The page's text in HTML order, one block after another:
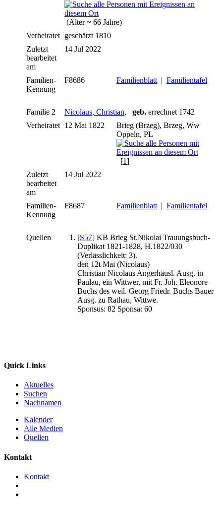
(Alter ~ 66 Jahre)
Verheiratet geschätzt 1810
Zuletzt
bearbeitet
am
14 Jul 2022
Familien-
Kennung
F8686 Familienblatt | Familientafel
Familie 2 Nicolaus, Christian, geb. errechnet 1742
Verheiratet 12 Mai 1822
Brieg (Brzeg), Brzeg, Ww
Oppeln, PL
[1]
Zuletzt
bearbeitet
am
14 Jul 2022
Familien-
Kennung
F8687 Familienblatt | Familientafel
Quellen [S57] KB Brieg St.Nikolai Trauungsbuch-
Duplikat 1821-1828, H.1822/030
(Verlässlichkeit: 3).
den 12t Mai (Nicolaus)
Christian Nicolaus Angerhäusl. Ausg. in
Paulau, ein Wittwer, mit Fr. Joh. Eleonore
Buchs des weil. Georg Friedr. Buchs Bauer
Ausg. zu Rathau, Wittwe.
Sponsus: 82 Sponsa: 60
Quick Links
Aktuelles
Suchen
Nachnamen
Kalender
Alle Medien
Quellen
Kontakt
Kontakt